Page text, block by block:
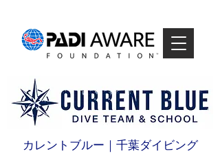
カレントブルー｜千葉ダイビング